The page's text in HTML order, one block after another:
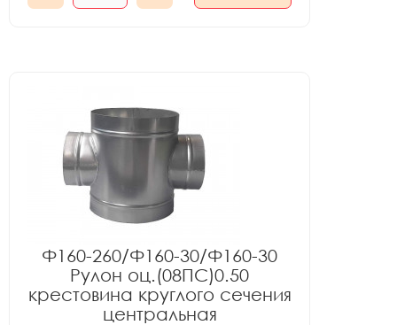
Ф160-260/Ф160-30/Ф160-30
Рулон оц.(08ПС)0.50
крестовина круглого сечения
центральная